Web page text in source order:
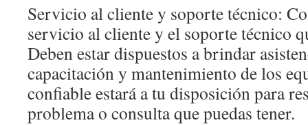
Servicio al cliente y soporte técnico:
servicio al cliente y el soporte técnico
Deben estar dispuestos a brindar
capacitación y mantenimiento de los
confiable estará a tu disposición para
problema o consulta que puedas tener.